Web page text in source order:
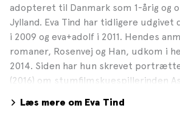
adopteret til Danmark som 1-årig og
Jylland. Eva Tind har tidligere udgivet
i 2009 og eva+adolf i 2011. Hendes
romaner, Rosenvej og Han, udkom i
2014. Siden har hun skrevet
(2016) om stumfilmskuespillerinden
Læs mere om Eva Tind